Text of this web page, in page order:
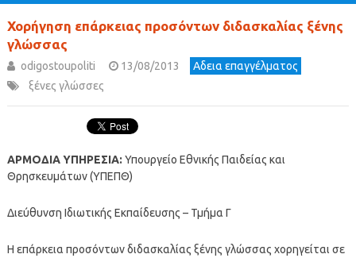
Χορήγηση επάρκειας προσόντων διδασκαλίας ξένης
γλώσσας
odigostoupoliti 13/08/2013
Αδεια επαγγέλματος
ξένες γλώσσες
ΑΡΜΟΔΙΑ ΥΠΗΡΕΣΙΑ: Υπουργείο Εθνικής Παιδείας και
Θρησκευμάτων (ΥΠΕΠΘ)
Διεύθυνση Ιδιωτικής Εκπαίδευσης – Τμήμα Γ
Η επάρκεια προσόντων διδασκαλίας ξένης γλώσσας χορηγείται σε